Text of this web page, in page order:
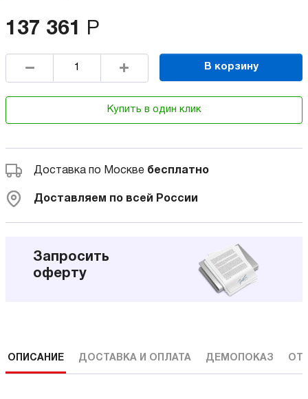
137 361 Р
В корзину
Купить в один клик
Доставка по Москве бесплатно
Доставляем по всей России
Запросить
оферту
ОПИСАНИЕ ДОСТАВКА И ОПЛАТА ДЕМОПОКАЗ